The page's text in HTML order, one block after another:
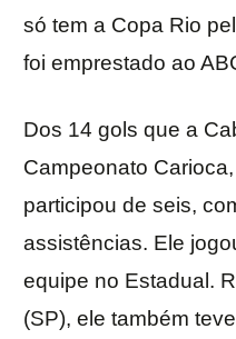
só tem a Copa Rio
foi emprestado ao
Dos 14 gols que a
Campeonato
participou de seis,
assistências. Ele
equipe no Estadual.
(SP), ele também